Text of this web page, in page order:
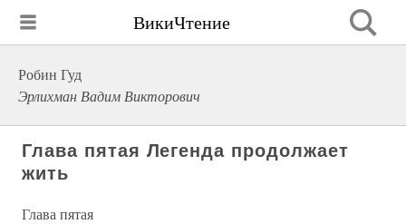
ВикиЧтение
Робин Гуд
Эрлихман Вадим Викторович
Глава пятая Легенда продолжает
жить
Глава пятая